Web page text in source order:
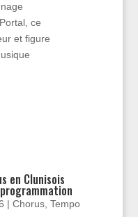
ce
et figure
en Clunisois
|Chorus ,Tempo